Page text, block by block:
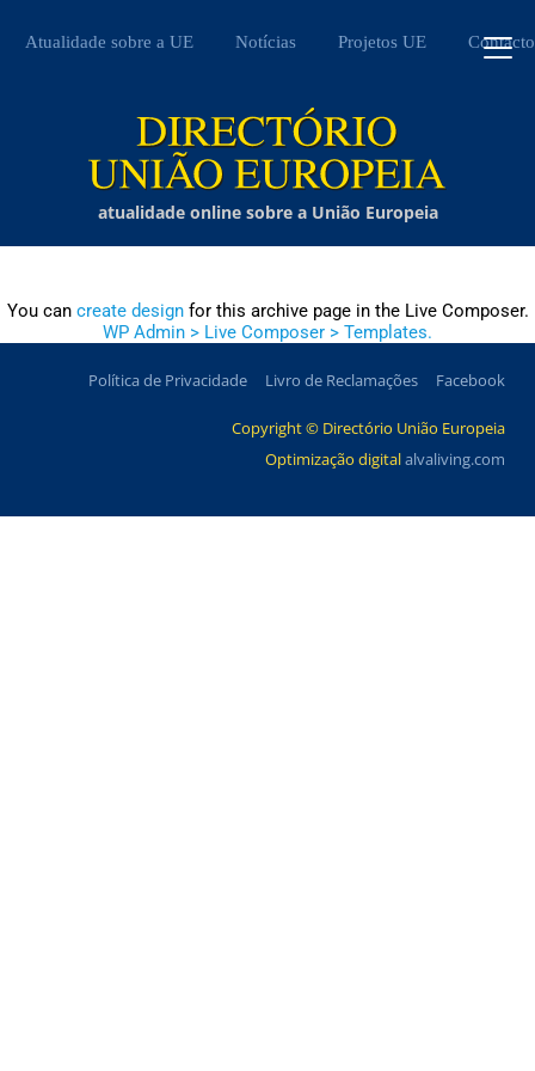
Atualidade sobre a UE Notícias Projetos UE Contacto
atualidade online sobre a União Europeia
You can create designfor this archive page in the Live Composer.
WP Admin > Live Composer > Templates.
Política de Privacidade Livro de Reclamações Facebook
Copyright © Directório União Europeia
Optimização digitalalvaliving.com